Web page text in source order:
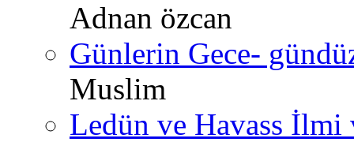
Adnan özcan
Günlerin Gece-
Muslim
Ledün ve Havass İlmi